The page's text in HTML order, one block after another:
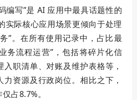
编写”是 AI 应用中最具话题性的
实际核心应用场景更倾向于处理
”。在所有使用记录中，占比最
务流程运营”，包括将碎片化信
职清单、对账及维护表格等，
资源及行政岗位。相比之下，
占8.7%。